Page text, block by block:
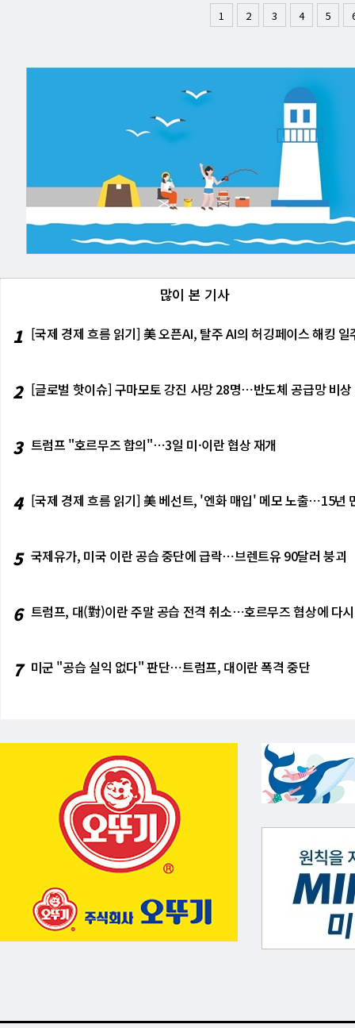
그러나 실질 보상의 크기는 상상을
00만 명의 영구 식민지 건설"과 시총
자금 순환…뒤얽힌 이해관계 300쪽
스페이스X·테슬라·xAI·X(옛 트위터)
달러를 지불했다. 테슬라의 메가팩
당 정가가 약 6만 9900달러~9만
판매 대수가 2만 237대였으니, 스페
에 7억 3100만 달러를 지불했다. 스
d)'라는 AI 프로젝트도 공동 추진 중
슬라와 다른 전략적 협력 분야를 탐색
의 약 20%를 차지한다. NASA와 국방
부 계약 의존도가 높다는 것은 정치적
구조는 강점이 되지만, 그 관계가 바
투자자 위험 요인 섹션에 기재한 내용
롭힘·차별적으로 해석될 수 있는 콘텐
의 국내외 법 집행 수사 대상임도 밝
년자를 포함한 다수가 회사가 성적 착
러가 쓰였다. 머스크는 개인 사재단과
들에까지 확장한다"는 식의 SF적 선
AI 생성 이미지도 삽입됐다. 이 수사(
달성하는 것은 어려울 수 있다." 투자
ts] 첫째, 반도체·AI 인프라 수혜 가능
스페이스X가 한국 시장에서 위성 통
심 리스크 체크. 세계 최대 IPO에 직
기억해야 한다. [Summary] 인류 역사
정작 투자자들에게는 자신의 흑자를
스라엘의 독자 군사행동 권한도 모두
위협에 대처할 자유를 보유할 것이라
·이스라엘 공조가 흔들리지 않는다는
제로 지속되려면 이스라엘의 수용 가
있다. 트럼프 대통령이 네타냐후에게
트루스소셜에 미군 폭격기가 해상에
이는 협상 불발 시 호르무즈 해협과 해
전이 가까워졌다는 식의 상징적 표현
리하지 않는다. 협상 테이블 위에는
미국의 전략은 '느린 협상, 강한 압박'
국과 이스라엘이 요구하는 조건을 충
록 해상 봉쇄와 경제 압박을 견뎌야 한
의 "시간은 우리 편"이라는 말은 바로
수록 호르무즈 해협 긴장, 국제 유가
다"는 표현은 그래서 더 무겁다. 지금
계에 들어섰다. 이번 트럼프 대통령의
출 원칙을 지키겠다고 약속했다. 미국
협상을 한 번에 묶는 구조가 아니다.
각서가 확정된 뒤 30일 또는 60일의
다는 의미다. 트럼프 대통령은 이 지점
가까워지고 있다"며 "날이 갈수록 좋
를 하지 않았을 것이라고 강조했다. "
합의의 기준은 미국이 정하겠다는 태
둘 중 하나"라고 말한 것도 같은 맥락
지 않은 합의를 할 것을 베냐민 네타
략의 핵심 사안이다. 미국이 종전
이를 이란에 시간을 벌어주는 합의로
있다. 트럼프 대통령이 공습 재개 카드
으로 읽힌다. 트럼프, "좋은 합의 아니
는 미국과 관련이 없으며, 연안국과의
과 이란의 핵협상을 중재한 신뢰 채널
다시 높아질 경우 유가와 글로벌 물류,
있다. 첫째, 이란 동결자산 해제와 제
수 있는가다. 이 세 조건이 맞물리면
멀다"고 말했고, 미국은 "좋은 합의 아
기자들도 20∼30발 안팎의 연속 총성
즉시 봉쇄됐다. 대통령 신변에는 이
사건이 발생했다. 당시 트럼프 대통령
4일에는 백악관에서 멀지 않은 워싱턴
까지 더하면 한 달 사이 대통령 동선
경호 공간까지 침투하고 있다는 점에
다. 비밀경호국의 대응은 신속했다. 용
바로 가동됐다. FBI도 현장에 출동해
에 접근했는지, 사전에 이상 징후가
점은 없었는지 등이 조사 대상이다.
전력이 있었다고 전했다. 이 보도가 사
지적이 불가피하다. 이번 총격은 미국
세계에서 가장 삼엄하게 보호되는 공
자단이 바닥에 엎드려 대피하는 장면
을 수 있다. 총격범 1명을 제압하는 것
운 과제다. 백악관 주변 총격은 미국
악관의 담장과 검문소는 물리적 침입
다"고 밝히면서 상승세로 방향을 틀
히지 못하고 있는 것으로 알려졌다.
가들은 이란을 둘러싼 언론 보도가 쏟
널리스트 필 플린은 "수많은 헤드라인
도 전에 새로운 소식으로 내용이 바
과 관련한 진전 신호를 찾고 있다"면
NG는 이어 "합의가 임박한 것처럼 보
는 것보다 더 비관적인 입장을 갖고
는 가운데 전 세계 석유 재고가 바닥
전 세계 석유와 천연가스 20%가 드나
유 공급 완전 정상화는 2027년 이전에
세 등에 3거래일만에 하락반전했다.
를 마쳤다.
1 2 3 4 5
많이 본 기사
1 [국제 경제 흐름 읽기] 美 오픈AI, 탈주 AI의 허깅페이스 해킹
2 [글로벌 핫이슈] 구마모토 강진 사망 28명⋯반도체 공급망 비상
3 트럼프 "호르무즈 합의"⋯3일 미·이란 협상 재개
4 [국제 경제 흐름 읽기] 美 베선트, '엔화 매입' 메모 노출⋯15년
5 국제유가, 미국 이란 공습 중단에 급락⋯브렌트유 90달러 붕괴
6 트럼프, 대(對)이란 주말 공습 전격 취소⋯호르무즈 협상에 다
7 미군 "공습 실익 없다" 판단⋯트럼프, 대이란 폭격 중단